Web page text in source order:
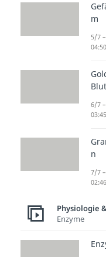
Zum
m
5/7
04:50
Blut
6/7
03:45
n
7/7
02:46
Physiologie
Enzyme